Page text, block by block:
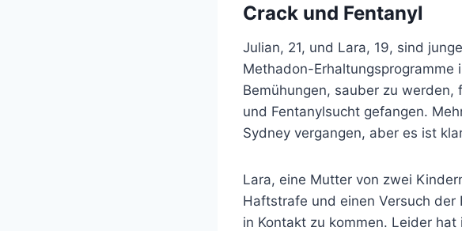
Crack und Fentanyl
Julian, 21, und Lara, 19, sind
Methadon-
Bemühungen, sauber zu
und Fentanylsucht gefangen.
Sydney vergangen, aber es ist
Lara, eine Mutter von zwei
Haftstrafe und einen Versuch
in Kontakt zu kommen. Leider